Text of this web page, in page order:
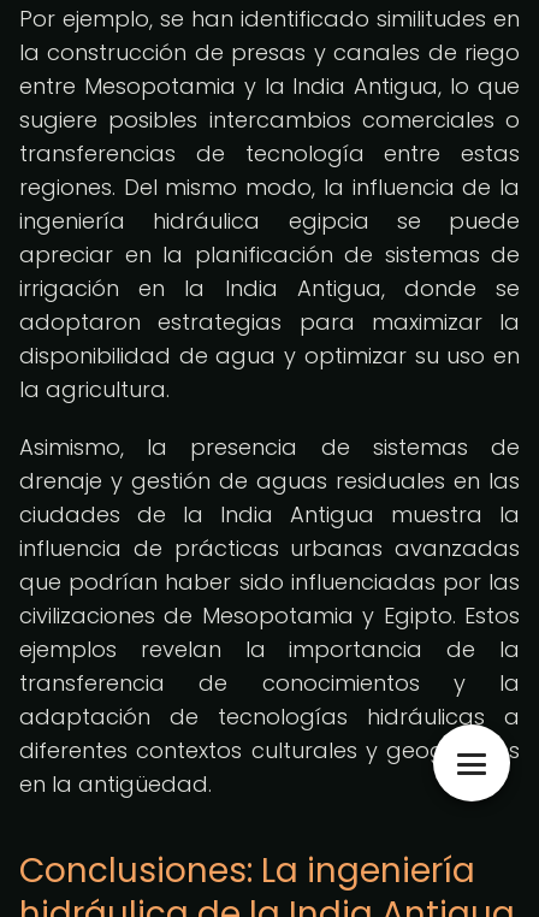
Por ejemplo, se han identificado similitudes en
la construcción de presas y canales de riego
entre Mesopotamia y la India Antigua, lo que
sugiere posibles intercambios comerciales o
transferencias de tecnología entre estas
regiones. Del mismo modo, la influencia de la
ingeniería hidráulica egipcia se puede
apreciar en la planificación de sistemas de
irrigación en la India Antigua, donde se
adoptaron estrategias para maximizar la
disponibilidad de agua y optimizar su uso en
la agricultura.
Asimismo, la presencia de sistemas de
drenaje y gestión de aguas residuales en las
ciudades de la India Antigua muestra la
influencia de prácticas urbanas avanzadas
que podrían haber sido influenciadas por las
civilizaciones de Mesopotamia y Egipto. Estos
ejemplos revelan la importancia de la
transferencia de conocimientos y la
adaptación de tecnologías hidráulicas a
diferentes contextos culturales y geográficos
en la antigüedad.
Conclusiones: La ingeniería